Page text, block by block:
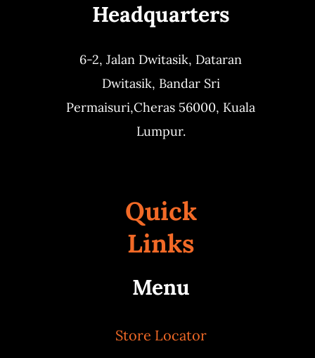
Headquarters
6-2, Jalan Dwitasik, Dataran
Dwitasik, Bandar Sri
Permaisuri,Cheras 56000, Kuala
Lumpur.
Quick
Links
Menu
Store Locator